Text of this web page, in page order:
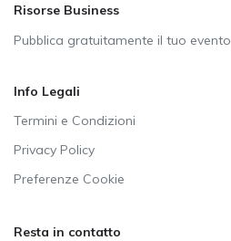
Risorse Business
Pubblica gratuitamente il tuo evento
Info Legali
Termini e Condizioni
Privacy Policy
Preferenze Cookie
Resta in contatto